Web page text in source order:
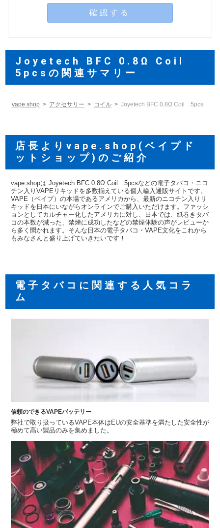
確認する
Joyetech BFC 0.8Ω Coil
5pcsの関連サマリー
vape.shop アクセサリー コイル Joyetech BFC 0.8Ω Coil 5pcs
店長よりvape.shop(ベイプド
ットショップ)のご紹介
vape.shopは Joyetech BFC 0.8Ω Coil 5pcsなどの電子タバコ・ニコ
チン入りVAPEリキッドを多数揃えている個人輸入通販サイトです。
VAPE（ベイプ）の本場であるアメリカから、最新のニコチン入りリ
キッドを日本にいながらオンラインでご購入いただけます。ファッシ
ョンとしてカルチャー化したアメリカに対し、日本では、紙巻きタバ
コの本数が減った、禁煙に成功したなどの禁煙体験の声がレビューか
ら多く聞かれます。そんな日本の電子タバコ・VAPE文化をこれから
もみなさんと盛り上げていきたいです！
電子タバコに関連する人気コラ
ム
信頼のできるVAPEバッテリー
弊社で取り扱っているVAPE本体はEUの安全基準を満たした安全性が
極めて高い製品のみを集めました。